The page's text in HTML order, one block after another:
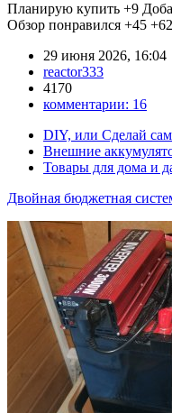
Планирую купить +9
Обзор понравился +45 +62
29 июня 2026, 16:04
reactor333
4170
комментарии: 16
DIY, или Сделай сам
Внешние
Товары для дома и
Двойная бюджетная